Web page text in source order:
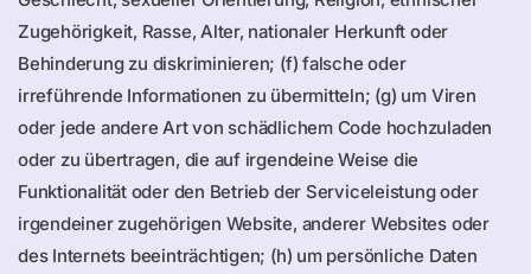
Zugehörigkeit, Rasse, Alter, nationaler Herkunft oder
Behinderung zu diskriminieren; (f) falsche oder
irreführende Informationen zu übermitteln; (g) um Viren
oder jede andere Art von schädlichem Code hochzuladen
oder zu übertragen, die auf irgendeine Weise die
Funktionalität oder den Betrieb der Serviceleistung oder
irgendeiner zugehörigen Website, anderer Websites oder
des Internets beeinträchtigen; (h) um persönliche Daten